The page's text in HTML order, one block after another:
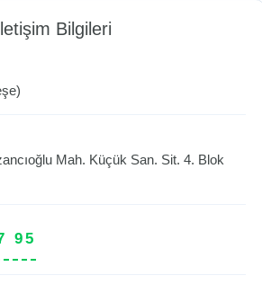
Bilgileri
Mah. Küçük San. Sit. 4. Blok
95